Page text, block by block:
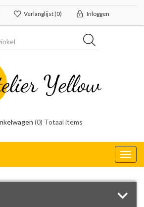
Verlanglijst(0) Inloggen
(0) Totaal items